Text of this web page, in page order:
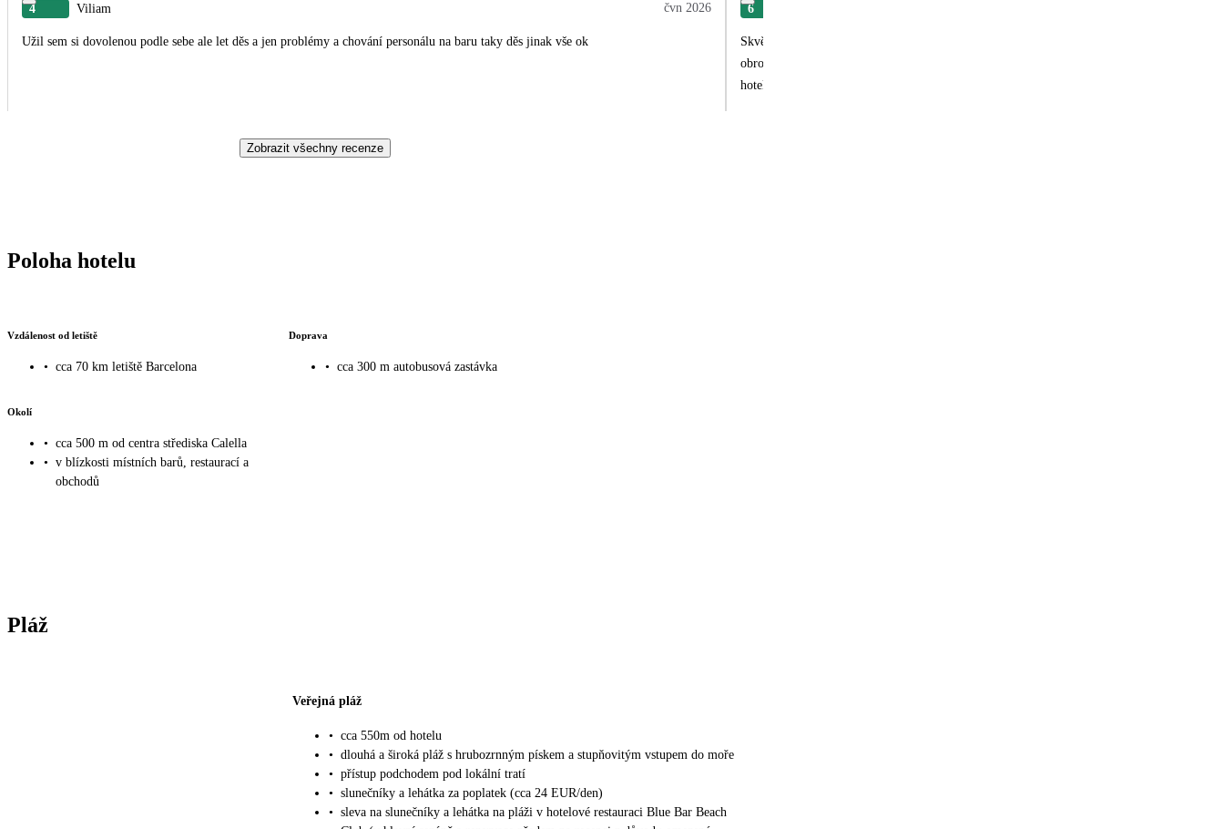
4 Viliam čvn 2026
Užil sem si dovolenou podle sebe ale let děs a jen problémy a chování personálu na baru taky děs jinak vše ok
6
Skvělá dovolená, velká pochvala i oběma delegátům. Pláž veliká, s hrubším příjemným
obrovský. Hotel byl čistý, každý den uklizený. Na recepci příjemný personál. Postele na
hotelu lze využívat bazén i vířivky, u obojího je bar s pitím.
Zobrazit všechny recenze
Poloha hotelu
Vzdálenost od letiště
• cca 70 km letiště Barcelona
Doprava
• cca 300 m autobusová zastávka
Okolí
• cca 500 m od centra střediska Calella
• v blízkosti místních barů, restaurací a
obchodů
Pláž
Veřejná pláž
• cca 550m od hotelu
• dlouhá a široká pláž s hrubozrnným pískem a stupňovitým vstupem do moře
• přístup podchodem pod lokální tratí
• slunečníky a lehátka za poplatek (cca 24 EUR/den)
• sleva na slunečníky a lehátka na pláži v hotelové restauraci Blue Bar Beach